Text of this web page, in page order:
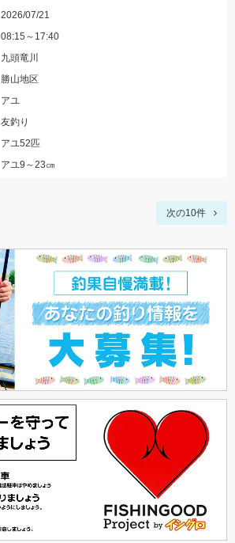
2026/07/21
08:15～17:40
九頭竜川
勝山地区
アユ
友釣り
アユ52匹
アユ9～23㎝
次の10件